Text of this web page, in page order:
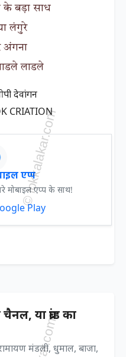
के बड़ा साध
लंगुरे
अंगना
लाडले
देवांगन
CRIATION
एप्प
मोबाइल एप्प के साथ!
या ब्रांड का
मंडली, धुमाल, बाजा,